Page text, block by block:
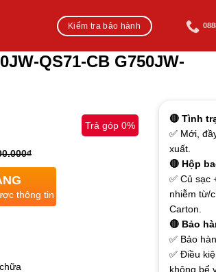
Kiểm tra bảo hành
QS71-CB G750JW-
₫
Trả góp 0%
thông tin
🔴 Tình
✅ Mới,
xuất.
🔴 Hộp
✅ Củ sạc
nhiễm từ/
Carton.
🔴 Bảo
✅ Bảo
✅ Điều
không bể